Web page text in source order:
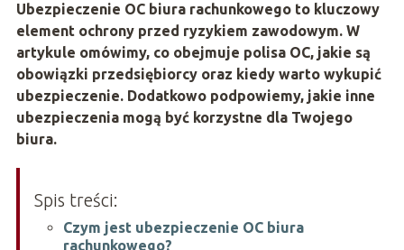
Ubezpieczenie OC biura rachunkowego to kluczowy
element ochrony przed ryzykiem zawodowym. W
artykule omówimy, co obejmuje polisa OC, jakie są
obowiązki przedsiębiorcy oraz kiedy warto wykupić
ubezpieczenie. Dodatkowo podpowiemy, jakie inne
ubezpieczenia mogą być korzystne dla Twojego
biura.
Spis treści:
Czym jest ubezpieczenie OC biura
rachunkowego?